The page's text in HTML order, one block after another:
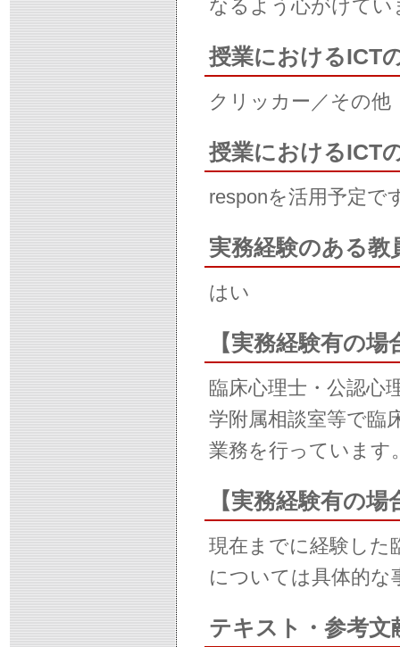
なるよう心がけてい
授業におけるICT
クリッカー／その他
授業におけるICT
responを活用予定で
実務経験のある教
はい
【実務経験有の
臨床心理士・公認心
学附属相談室等で臨
業務を行っています
【実務経験有の
現在までに経験した
については具体的な
テキスト・参考文